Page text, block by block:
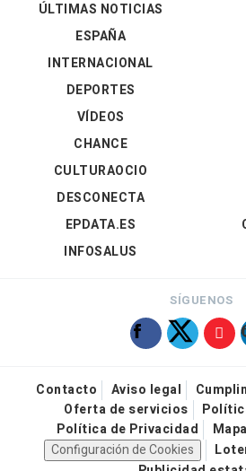
ÚLTIMAS NOTICIAS
ESPAÑA
INTERNACIONAL
DEPORTES
VÍDEOS
CHANCE
CULTURAOCIO
DESCONECTA
EPDATA.ES
INFOSALUS
SÍGUENOS
Contacto Aviso legal
Oferta de servicios
Política de Privacidad
Configuración de Cookies